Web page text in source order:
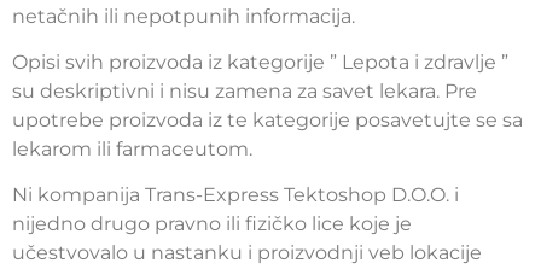
netačnih ili nepotpunih informacija.
Opisi svih proizvoda iz kategorije ” Lepota i zdravlje ”
su deskriptivni i nisu zamena za savet lekara. Pre
upotrebe proizvoda iz te kategorije posavetujte se sa
lekarom ili farmaceutom.
Ni kompanija Trans-Express Tektoshop D.O.O. i
nijedno drugo pravno ili fizičko lice koje je
učestvovalo u nastanku i proizvodnji veb lokacije